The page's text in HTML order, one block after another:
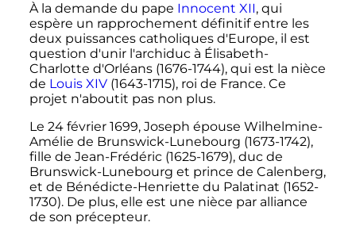
À la demande du pape Innocent XII, qui
espère un rapprochement définitif entre les
deux puissances catholiques d'Europe, il est
question d'unir l'archiduc à Élisabeth-
Charlotte d'Orléans (1676-1744), qui est la nièce
de Louis XIV(1643-1715), roi de France. Ce
projet n'aboutit pas non plus.
Le 24 février 1699, Joseph épouse Wilhelmine-
Amélie de Brunswick-Lunebourg (1673-1742),
fille de Jean-Frédéric (1625-1679), duc de
Brunswick-Lunebourg et prince de Calenberg,
et de Bénédicte-Henriette du Palatinat (1652-
1730). De plus, elle est une nièce par alliance
de son précepteur.